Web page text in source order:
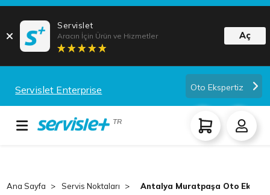
Servislet
Aracın İçin Ürün ve Hizmetler Aç
Servislet Enterprise Oto Ekspertiz
TR
Ana Sayfa Servis Noktaları Antalya Muratpaşa Oto